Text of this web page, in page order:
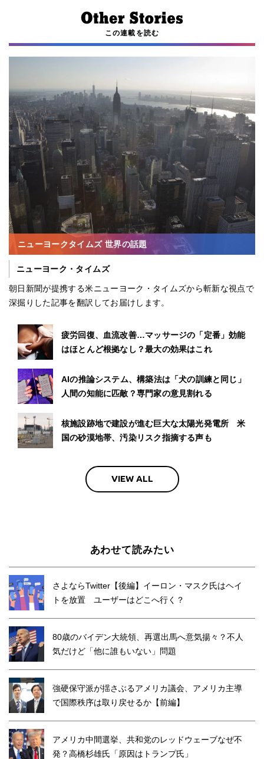
この連載を読む
ニューヨークタイムズ 世界の話題
ニューヨーク・タイムズ
朝日新聞が提携する米ニューヨーク・タイムズから斬新な視点で
深掘りした記事を翻訳してお届けします。
疲労回復、血流改善…マッサージの「定番」効能
はほとんど根拠なし？最大の効果はこれ
AIの推論システム、構築法は「犬の訓練と同じ」
人間の知能に匹敵？専門家の意見割れる
核施設跡地で建設が進む巨大な太陽光発電所 米
国の砂漠地帯、汚染リスク指摘する声も
VIEW ALL
あわせて読みたい
さよならTwitter【後編】イーロン・マスク氏はヘイ
トを放置 ユーザーはどこへ行く？
80歳のバイデン大統領、再選出馬へ意気揚々？不人
気だけど「他に誰もいない」問題
強硬保守派が揺さぶるアメリカ議会、アメリカ主導
で国際秩序は取り戻せるか【前編】
アメリカ中間選挙、共和党のレッドウェーブなぜ不
発？高橋杉雄氏「原因はトランプ氏」